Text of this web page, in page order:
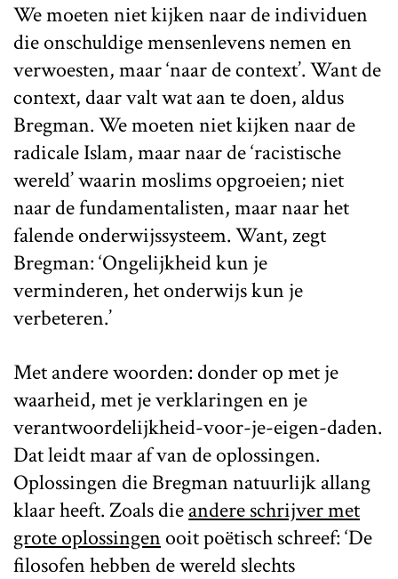
We moeten niet kijken naar de individuen
die onschuldige mensenlevens nemen en
verwoesten, maar ‘naar de context’. Want de
context, daar valt wat aan te doen, aldus
Bregman. We moeten niet kijken naar de
radicale Islam, maar naar de ‘racistische
wereld’ waarin moslims opgroeien; niet
naar de fundamentalisten, maar naar het
falende onderwijssysteem. Want, zegt
Bregman: ‘Ongelijkheid kun je
verminderen, het onderwijs kun je
verbeteren.’
Met andere woorden: donder op met je
waarheid, met je verklaringen en je
verantwoordelijkheid-voor-je-eigen-daden.
Dat leidt maar af van de oplossingen.
Oplossingen die Bregman natuurlijk allang
klaar heeft. Zoals dieandere schrijver met
grote oplossingenooit poëtisch schreef: ‘De
filosofen hebben de wereld slechts